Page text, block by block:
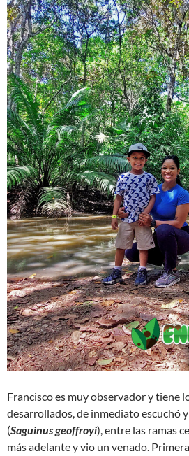
Francisco es muy observador y tiene
desarrollados, de inmediato escuchó
(Saguinus geoffroyi), entre las ramas
más adelante y vio un venado.